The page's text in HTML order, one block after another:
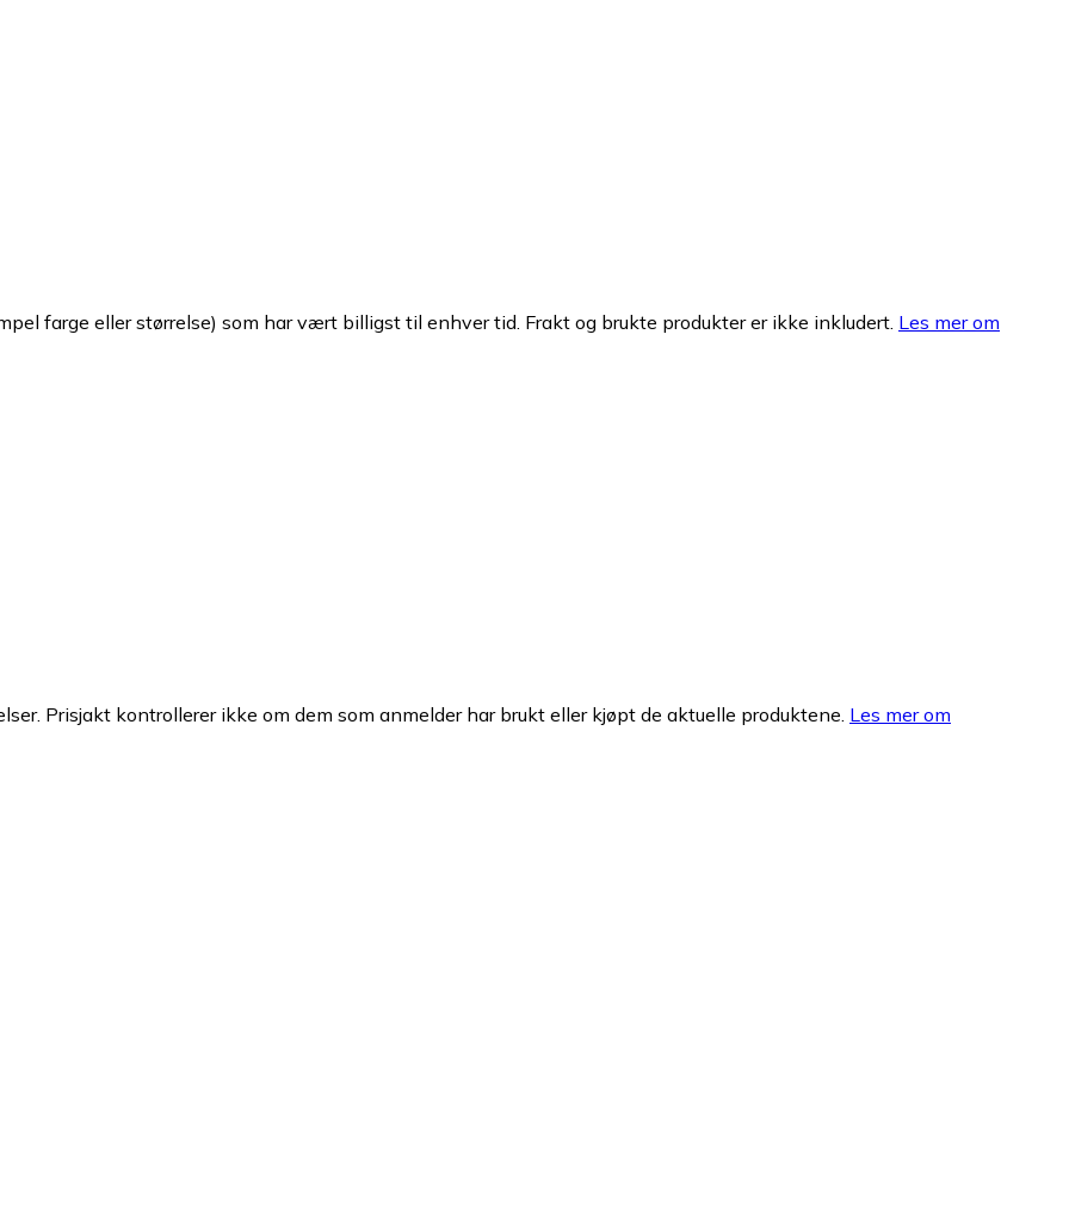
farge eller størrelse) som har vært billigst til enhver tid. Frakt og brukte produkter er ikke inkludert. Les mer om
Prisjakt kontrollerer ikke om dem som anmelder har brukt eller kjøpt de aktuelle produktene. Les mer om